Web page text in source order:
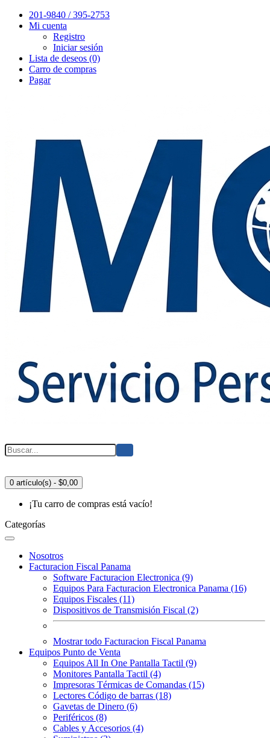
201-9840 / 395-2753
Mi cuenta
Registro
Iniciar sesión
Lista de deseos (0)
Carro de compras
Pagar
0 artículo(s) - $0,00
¡Tu carro de compras está vacío!
Categorías
Nosotros
Facturacion Fiscal Panama
Software Facturacion Electronica (9)
Equipos Para Facturacion Electronica Panama (16)
Equipos Fiscales (11)
Dispositivos de Transmisión Fiscal (2)
Mostrar todo Facturacion Fiscal Panama
Equipos Punto de Venta
Equipos All In One Pantalla Tactil (9)
Monitores Pantalla Tactil (4)
Impresoras Térmicas de Comandas (15)
Lectores Código de barras (18)
Gavetas de Dinero (6)
Periféricos (8)
Cables y Accesorios (4)